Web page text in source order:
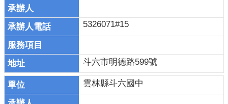
5326071#15
斗六市明德路599號
雲林縣斗六國中